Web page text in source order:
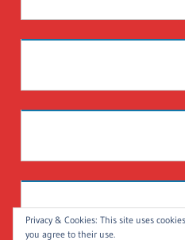
Privacy & Cookies: This site uses
you agree to their use.